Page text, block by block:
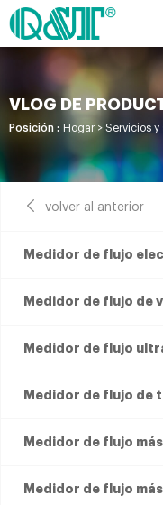
VLOG DE
Posición : Hogar > Servicios y
volver al anterior
Medidor de flujo
Medidor de flujo de
Medidor de flujo
Medidor de flujo de
Medidor de flujo
Medidor de flujo